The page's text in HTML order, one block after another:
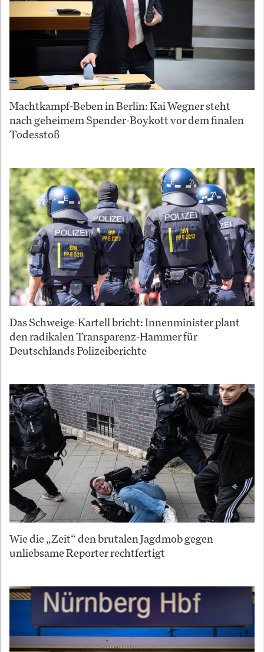
Machtkampf-Beben in Berlin: Kai Wegner steht
nach geheimem Spender-Boykott vor dem finalen
Todesstoß
Das Schweige-Kartell bricht: Innenminister plant
den radikalen Transparenz-Hammer für
Deutschlands Polizeiberichte
Wie die „Zeit“ den brutalen Jagdmob gegen
unliebsame Reporter rechtfertigt